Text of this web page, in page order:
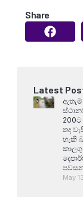
Share
Latest
ඇතැම්
200ට
තද
හැකි
May